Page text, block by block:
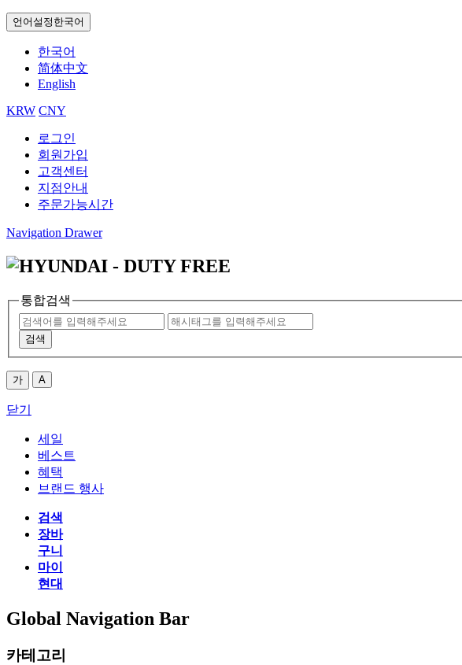
언어설정 한국어
한국어
简体中文
English
KRW CNY
로그인
회원가입
고객센터
지점안내
주문가능시간
Navigation Drawer
통합검색
검색
가 A
닫기
세일
베스트
혜택
브랜드 행사
검색
장바
구니
마이
현대
Global Navigation Bar
카테고리